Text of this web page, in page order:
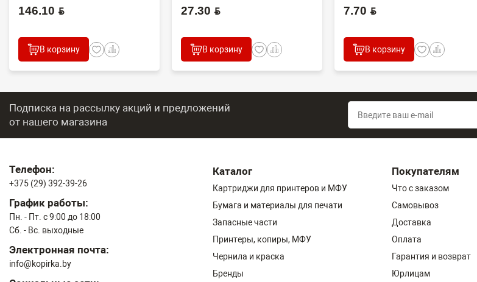
(O...
146.10 BYN
В корзину
2100DN/4100DN/4200DN/60...
27.30 BYN
В корзину
(CET), DGP0606, FC7-618...
7.70 BYN
В корзину
Подписка на рассылку акций и предложений
от нашего магазина
Телефон:
+375 (29) 392-39-26
График работы:
Пн. - Пт. с 9:00 до 18:00
Сб. - Вс. выходные
Электронная почта:
info@kopirka.by
Каталог
Картриджи для принтеров и МФУ
Бумага и материалы для печати
Запасные части
Принтеры, копиры, МФУ
Чернила и краска
Бренды
Покупателям
Что с заказом
Самовывоз
Доставка
Оплата
Гарантия и возврат
Юрлицам